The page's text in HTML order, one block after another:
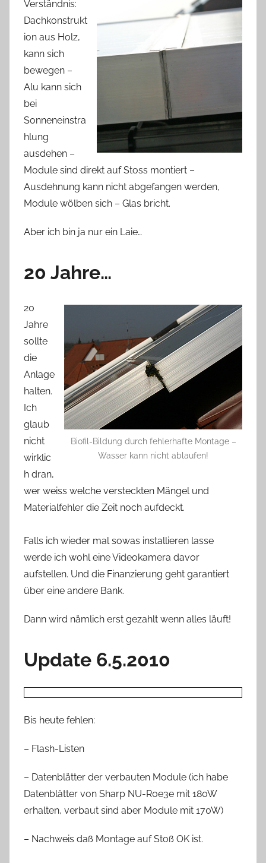
Verständnis:
Dachkonstrukt
ion aus Holz,
kann sich
bewegen –
Alu kann sich
bei
Sonneneinstra
hlung
ausdehen –
Module sind direkt auf Stoss montiert –
Ausdehnung kann nicht abgefangen werden,
Module wölben sich – Glas bricht.
Aber ich bin ja nur ein Laie…
20 Jahre…
Biofil-Bildung durch fehlerhafte Montage –
Wasser kann nicht ablaufen!
20
Jahre
sollte
die
Anlage
halten.
Ich
glaub
nicht
wirklic
h dran,
wer weiss welche versteckten Mängel und
Materialfehler die Zeit noch aufdeckt.
Falls ich wieder mal sowas installieren lasse
werde ich wohl eine Videokamera davor
aufstellen. Und die Finanzierung geht garantiert
über eine andere Bank.
Dann wird nämlich erst gezahlt wenn alles läuft!
Update 6.5.2010
Bis heute fehlen:
– Flash-Listen
– Datenblätter der verbauten Module (ich habe
Datenblätter von Sharp NU-R0e3e mit 180W
erhalten, verbaut sind aber Module mit 170W)
– Nachweis daß Montage auf Stoß OK ist.